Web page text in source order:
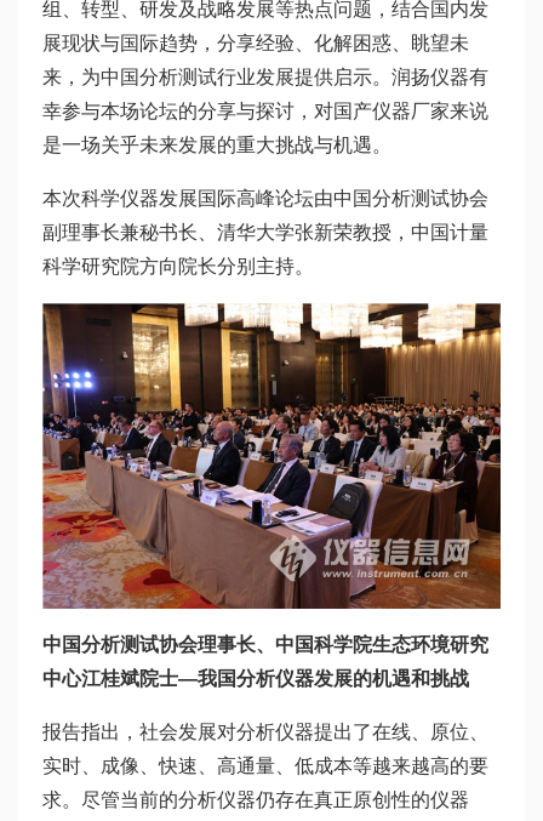
组、转型、研发及战略发展等热点问题，结合国内发
展现状与国际趋势，分享经验、化解困惑、眺望未
来，为中国分析测试行业发展提供启示。润扬仪器有
幸参与本场论坛的分享与探讨，对国产仪器厂家来说
是一场关乎未来发展的重大挑战与机遇。
本次科学仪器发展国际高峰论坛由中国分析测试协会
副理事长兼秘书长、清华大学张新荣教授，中国计量
科学研究院方向院长分别主持。
中国分析测试协会理事长、中国科学院生态环境研究
中心江桂斌院士—我国分析仪器发展的机遇和挑战
报告指出，社会发展对分析仪器提出了在线、原位、
实时、成像、快速、高通量、低成本等越来越高的要
求。尽管当前的分析仪器仍存在真正原创性的仪器